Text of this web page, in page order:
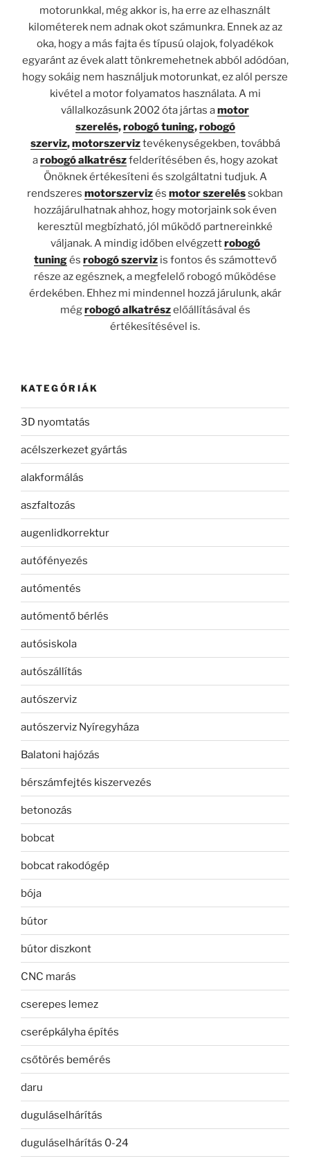
motorunkkal, még akkor is, ha erre az elhasznált
kilométerek nem adnak okot számunkra. Ennek az az
oka, hogy a más fajta és típusú olajok, folyadékok
egyaránt az évek alatt tönkremehetnek abból adódóan,
hogy sokáig nem használjuk motorunkat, ez alól persze
kivétel a motor folyamatos használata. A mi
vállalkozásunk 2002 óta jártas amotor
szerelés,robogó tuning,robogó
szerviz,motorszerviztevékenységekben, továbbá
arobogó alkatrészfelderítésében és, hogy azokat
Önöknek értékesíteni és szolgáltatni tudjuk. A
rendszeres motorszervizés motor szereléssokban
hozzájárulhatnak ahhoz, hogy motorjaink sok éven
keresztül megbízható, jól működő partnereinkké
váljanak. A mindig időben elvégzettrobogó
tuningés robogó szervizis fontos és számottevő
része az egésznek, a megfelelő robogó működése
érdekében. Ehhez mi mindennel hozzá járulunk, akár
mégrobogó alkatrészelőállításával és
értékesítésével is.
KATEGÓRIÁK
3D nyomtatás
acélszerkezet gyártás
alakformálás
aszfaltozás
augenlidkorrektur
autófényezés
autómentés
autómentő bérlés
autósiskola
autószállítás
autószerviz
autószerviz Nyíregyháza
Balatoni hajózás
bérszámfejtés kiszervezés
betonozás
bobcat
bobcat rakodógép
bója
bútor
bútor diszkont
CNC marás
cserepes lemez
cserépkályha építés
csőtörés bemérés
daru
duguláselhárítás
duguláselhárítás 0-24